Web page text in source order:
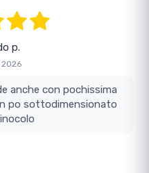
p.
po sottodimensionato